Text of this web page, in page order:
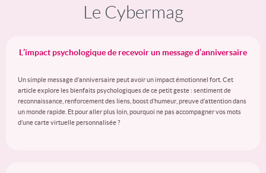
Le Cybermag
L’impact psychologique de recevoir un message d’anniversaire
Un simple message d’anniversaire peut avoir un impact émotionnel fort. Cet
article explore les bienfaits psychologiques de ce petit geste : sentiment de
reconnaissance, renforcement des liens, boost d’humeur, preuve d’attention dans
un monde rapide. Et pour aller plus loin, pourquoi ne pas accompagner vos mots
d’une carte virtuelle personnalisée ?